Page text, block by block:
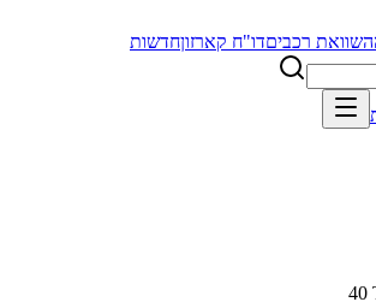
השוואת רכביםדו"ח קארזוןחדשות